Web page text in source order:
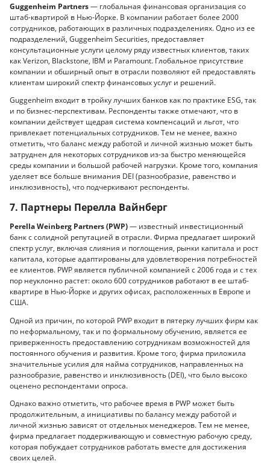
Guggenheim Partners— глобальная финансовая организация со
штаб-квартирой в Нью-Йорке. В компании работает более 2000
сотрудников, работающих в различных подразделениях. Одно из ее
подразделений, Guggenheim Securities, предоставляет
консультационные услуги целому ряду известных клиентов, таких
как Verizon, Blackstone, IBM и Paramount. Глобальное присутствие
компании и обширный опыт в отрасли позволяют ей предоставлять
клиентам широкий спектр финансовых услуг и решений.
Guggenheim входит в тройку лучших банков как по практике ESG, так
и по бизнес-перспективам. Респонденты также отмечают, что в
компании действует щедрая система компенсаций и льгот, что
привлекает потенциальных сотрудников. Тем не менее, важно
отметить, что баланс между работой и личной жизнью может быть
затруднен для некоторых сотрудников из-за быстро меняющейся
среды компании и большой рабочей нагрузки. Кроме того, компания
уделяет все больше внимания DEI (разнообразие, равенство и
инклюзивность), что подчеркивают респонденты.
7. Партнеры Перелла Вайнберг
Perella Weinberg Partners (PWP)— известный инвестиционный
банк с солидной репутацией в отрасли. Фирма предлагает широкий
спектр услуг, включая слияния и поглощения, рынки капитала и рост
капитала, которые адаптированы для удовлетворения потребностей
ее клиентов. PWP является публичной компанией с 2006 года и с тех
пор неуклонно растет: около 600 сотрудников работают в ее штаб-
квартире в Нью-Йорке и других офисах, расположенных в Европе и
США.
Одной из причин, по которой PWP входит в пятерку лучших фирм как
по неформальному, так и по формальному обучению, является ее
приверженность предоставлению сотрудникам возможностей для
постоянного обучения и развития. Кроме того, фирма приложила
значительные усилия для найма сотрудников, направленных на
разнообразие, равенство и инклюзивность (DEI), что было высоко
оценено респондентами опроса.
Однако важно отметить, что рабочее время в PWP может быть
продолжительным, а инициативы по балансу между работой и
личной жизнью зависят от отдельных менеджеров. Тем не менее,
фирма предлагает поддерживающую и совместную рабочую среду,
которая побуждает сотрудников работать вместе для достижения
своих целей.